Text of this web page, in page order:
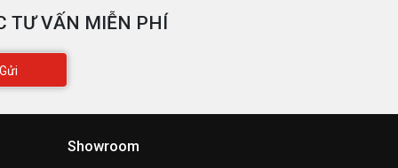
TƯ VẤN MIỄN PHÍ
Gửi
Showroom